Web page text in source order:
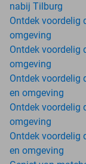
nabij Tilburg
Ontdek voordelig
omgeving
Ontdek voordelig
omgeving
Ontdek voordelig
en omgeving
Ontdek voordelig
omgeving
Ontdek voordelig
en omgeving